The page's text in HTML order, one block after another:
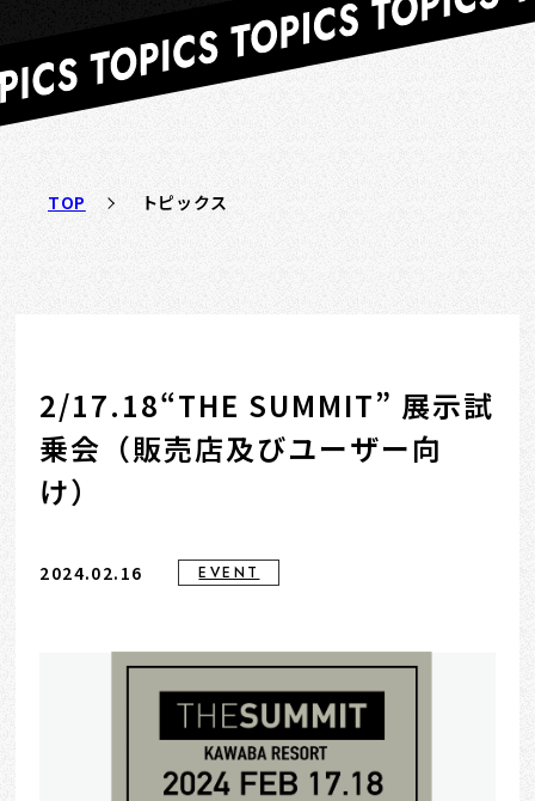
TOP トピックス
2/17.18“THE SUMMIT” 展示試
乗会（販売店及びユーザー向
け）
2024.02.16 EVENT